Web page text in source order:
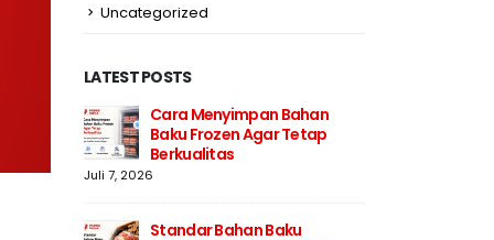
Uncategorized
LATEST POSTS
Cara Menyimpan Bahan
Baku Frozen Agar Tetap
Berkualitas
Juli 7, 2026
Standar Bahan Baku